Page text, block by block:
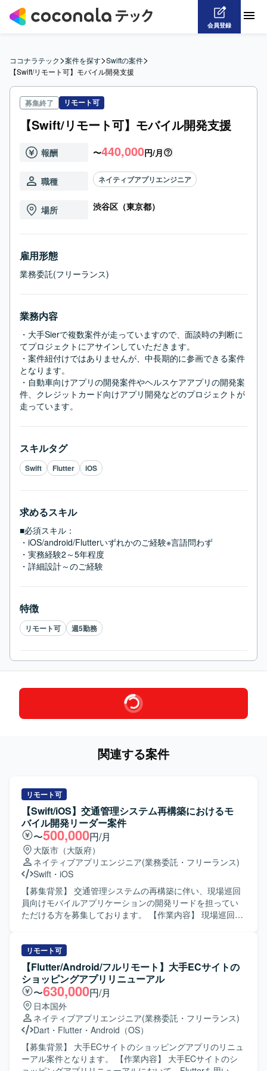
会員登録
ココナラテック>案件を探す>Swiftの案件>
【Swift/リモート可】モバイル開発支援
募集終了 リモート可
【Swift/リモート可】モバイル開発支援
報酬 〜440,000円/月
職種 ネイティブアプリエンジニア
場所 渋谷区（東京都）
雇用形態
業務委託(フリーランス)
業務内容
・大手Sierで複数案件が走っていますので、面談時の判断に
てプロジェクトにアサインしていただきます。
・案件紐付けではありませんが、中長期的に参画できる案件
となります。
・自動車向けアプリの開発案件やヘルスケアアプリの開発案
件、クレジットカード向けアプリ開発などのプロジェクトが
走っています。
スキルタグ
Swift Flutter iOS
求めるスキル
■必須スキル：
・iOS/android/Flutterいずれかのご経験※言語問わず
・実務経験2～5年程度
・詳細設計～のご経験
特徴
リモート可 週5勤務
関連する案件
リモート可
【Swift/iOS】交通管理システム再構築におけるモ
バイル開発リーダー案件
〜500,000円/月
大阪市（大阪府）
ネイティブアプリエンジニア(業務委託・フリーランス)
Swift ・ iOS
【募集背景】 交通管理システムの再構築に伴い、現場巡回
員向けモバイルアプリケーションの開発リードを担ってい
ただける方を募集しております。 【作業内容】 現場巡回員
開発方針の整理、仕様調整や技術課題の整理、レビュー対
応などを実施していただきます。また、開発メンバーへの
技術的なリードを行い、後続の詳細設計、製造、テスト工
程まで一貫して対応していただきます。アプリでは点検情
報登録、交通状況入力、写真登録、現場報告などの機能を
想定しております。 【求める人物像】 モバイルアプリ開発
において主体的に設計方針や開発方針を整理し、関係者と
円滑にコミュニケーションを取りながら仕様調整や技術課
題整理を推進できる方を求めております。開発メンバーを
技術面からリードしつつ、品質や生産性の向上に意欲的に
リモート可
【Flutter/Android/フルリモート】大手ECサイトの
ショッピングアプリリニューアル
〜630,000円/月
日本国外
ネイティブアプリエンジニア(業務委託・フリーランス)
Dart ・ Flutter ・ Android（OS）
【募集背景】 大手ECサイトのショッピングアプリのリニュ
ーアル案件となります。 【作業内容】 大手ECサイトのシ